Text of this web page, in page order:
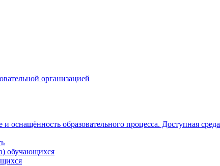
организацией
оснащённость образовательного процесса. Доступная среда
обучающихся